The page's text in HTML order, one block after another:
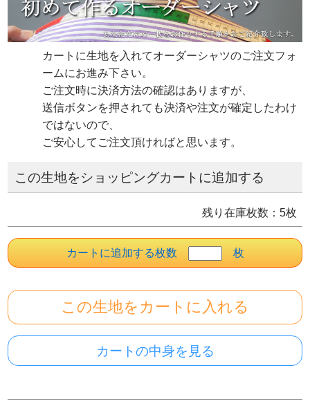
カートに生地を入れてオーダーシャツのご注文フォ
ームにお進み下さい。
ご注文時に決済方法の確認はありますが、
送信ボタンを押されても決済や注文が確定したわけ
ではないので、
ご安心してご注文頂ければと思います。
この生地をショッピングカートに追加する
残り在庫枚数：5枚
カートに追加する枚数 枚
この生地を カートに入れる
カートの中身を見る